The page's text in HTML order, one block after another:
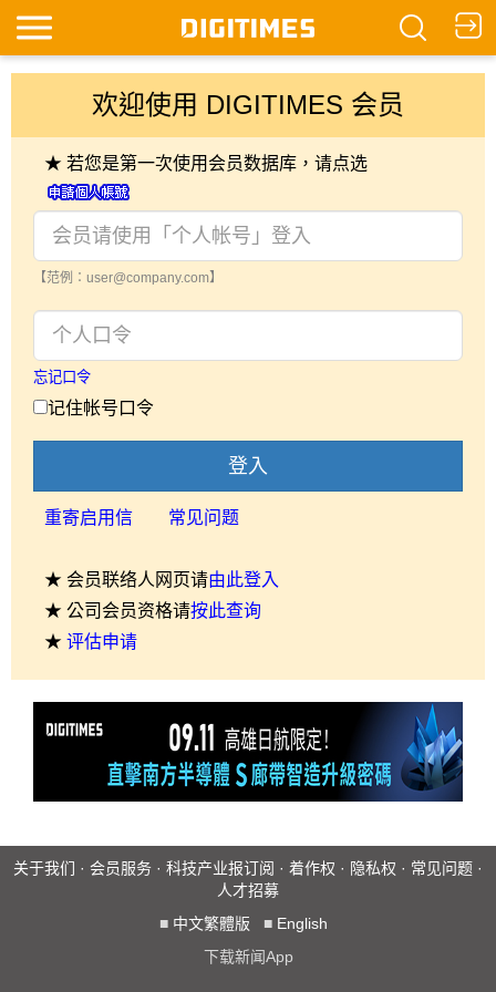
欢迎使用 DIGITIMES 会员
★ 若您是第一次使用会员数据库，请点选
【范例：user@company.com】
忘记口令
记住帐号口令
登入
重寄启用信 常见问题
★ 会员联络人网页请由此登入
★ 公司会员资格请按此查询
★ 评估申请
关于我们 · 会员服务 · 科技产业报订阅 · 着作权 · 隐私权 · 常见问题 ·
人才招募
■ 中文繁體版 ■ English
下载新闻App